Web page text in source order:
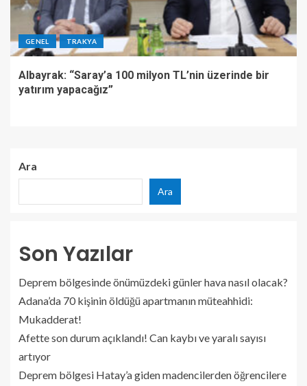
GENEL TRAKYA
Albayrak: “Saray’a 100 milyon TL’nin üzerinde bir
yatırım yapacağız”
Ara
Ara
Son Yazılar
Deprem bölgesinde önümüzdeki günler hava nasıl olacak?
Adana’da 70 kişinin öldüğü apartmanın müteahhidi:
Mukadderat!
Afette son durum açıklandı! Can kaybı ve yaralı sayısı
artıyor
Deprem bölgesi Hatay’a giden madencilerden öğrencilere